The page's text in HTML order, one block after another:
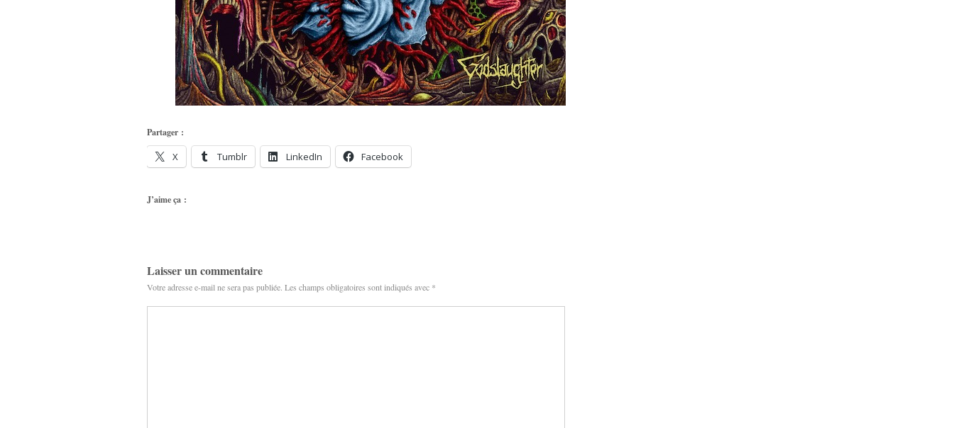
Partager :
X Tumblr LinkedIn Facebook
J’aime ça :
Laisser un commentaire
Votre adresse e-mail ne sera pas publiée. Les champs obligatoires sont indiqués avec *